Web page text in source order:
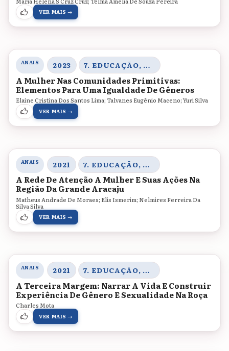
VER MAIS →
ANAIS 2023 7. EDUCAÇÃO, CORPO E GÊNERO
A Mulher Nas Comunidades Primitivas:
Elementos Para Uma Igualdade De Gêneros
Elaine Cristina Dos Santos Lima; Talvanes Eugênio Maceno; Yuri Silva
VER MAIS →
ANAIS 2021 7. EDUCAÇÃO, CORPO E GÊNERO
A Rede De Atenção A Mulher E Suas Ações Na
Região Da Grande Aracaju
Matheus Andrade De Moraes; Elis Ismerim; Nelmires Ferreira Da
Silva Silva
VER MAIS →
ANAIS 2021 7. EDUCAÇÃO, CORPO E GÊNERO
A Terceira Margem: Narrar A Vida E Construir
Experiência De Gênero E Sexualidade Na Roça
Charles Mota
VER MAIS →